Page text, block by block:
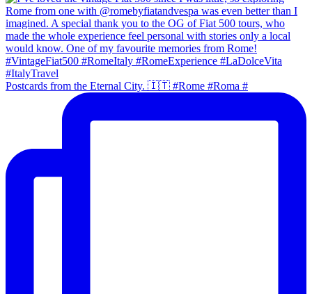
Postcards from the Eternal City. 🇮🇹 #Rome #Roma #